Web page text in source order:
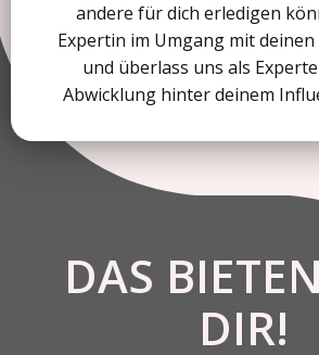
andere für dich erledigen
Expertin im Umgang mit
und überlass uns als
Abwicklung hinter deinem
DAS
DIR!